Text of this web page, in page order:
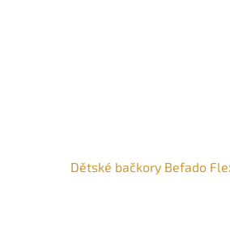
Dětské bačkory Befado